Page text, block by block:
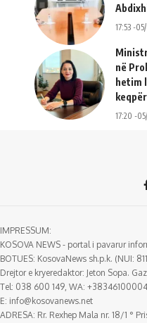
17:53 -
në
hetim
17:20 -
IMPRESSUM:
KOSOVA NEWS - portal i pavarur
BOTUES: KosovaNews sh.p.k. (NUI:
Drejtor e kryeredaktor: Jeton Sopa.
Tel: 038 600 149, WA:
E: info@kosovanews.net
ADRESA: Rr. Rexhep Mala nr. 18/1 °